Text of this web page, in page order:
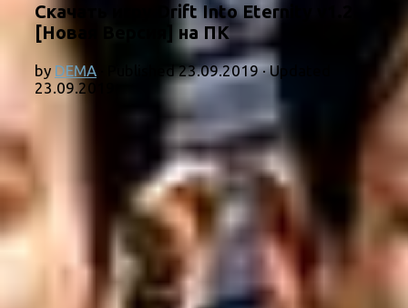
Скачать игру Drift Into Eternity v1.2
[Новая Версия] на ПК
by DEMA · Published23.09.2019· Updated
23.09.2019